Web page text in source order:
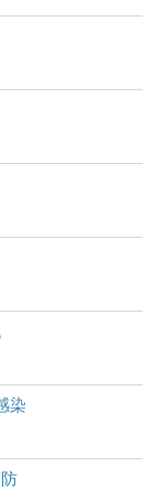
染